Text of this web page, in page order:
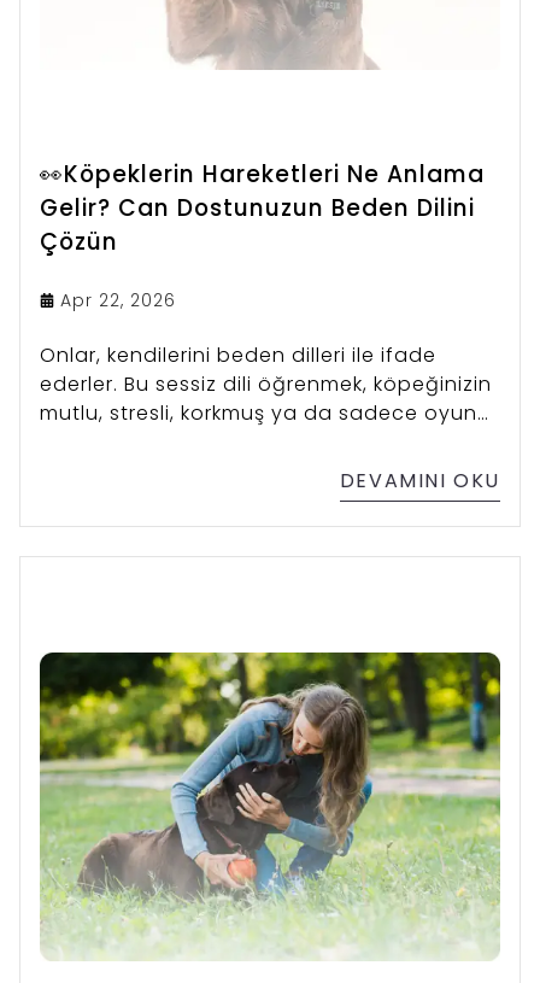
👀Köpeklerin Hareketleri Ne Anlama
Gelir? Can Dostunuzun Beden Dilini
Çözün
Apr 22, 2026
Onlar, kendilerini beden dilleri ile ifade
ederler. Bu sessiz dili öğrenmek, köpeğinizin
mutlu, stresli, korkmuş ya da sadece oyun
DEVAMINI OKU